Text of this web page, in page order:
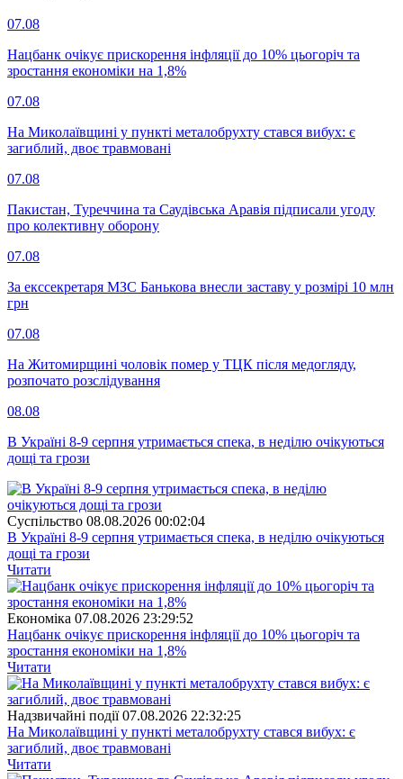
07.08
Нацбанк очікує прискорення інфляції до 10% цьогоріч та
зростання економіки на 1,8%
07.08
На Миколаївщині у пункті металобрухту стався вибух: є
загиблий, двоє травмовані
07.08
Пакистан, Туреччина та Саудівська Аравія підписали угоду
про колективну оборону
07.08
За екссекретаря МЗС Банькова внесли заставу у розмірі 10 млн
грн
07.08
На Житомирщині чоловік помер у ТЦК після медогляду,
розпочато розслідування
08.08
В Україні 8-9 серпня утримається спека, в неділю очікуються
дощі та грози
Суспiльство 08.08.2026 00:02:04
В Україні 8-9 серпня утримається спека, в неділю очікуються
дощі та грози
Читати
Економіка 07.08.2026 23:29:52
Нацбанк очікує прискорення інфляції до 10% цьогоріч та
зростання економіки на 1,8%
Читати
Надзвичайні події 07.08.2026 22:32:25
На Миколаївщині у пункті металобрухту стався вибух: є
загиблий, двоє травмовані
Читати